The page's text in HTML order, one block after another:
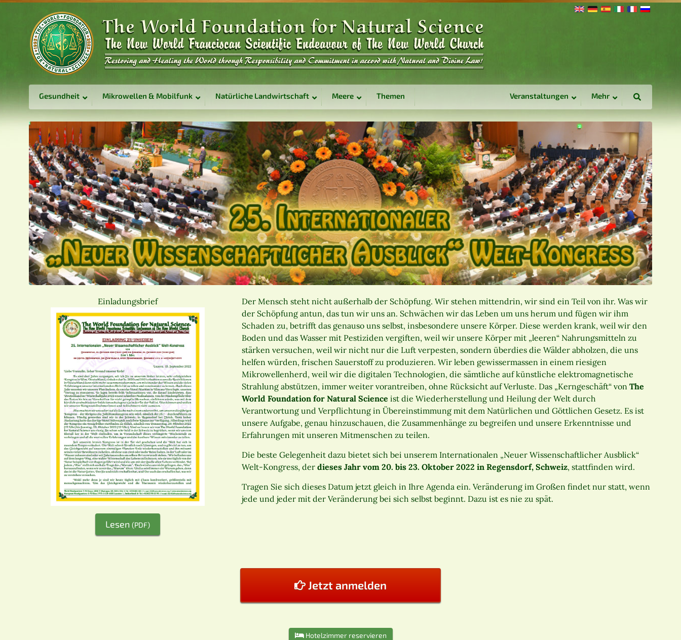
Gesundheit Mikrowellen & Mobilfunk Natürliche Landwirtschaft Meere Themen Veranstaltungen Mehr
Einladungsbrief
Lesen (PDF)
Der Mensch steht nicht außerhalb der Schöpfung. Wir stehen mittendrin, wir sind ein Teil von ihr. Was wir
der Schöpfung antun, das tun wir uns an. Schwächen wir das Leben um uns herum und fügen wir ihm
Schaden zu, betrifft das genauso uns selbst, insbesondere unsere Körper. Diese werden krank, weil wir den
Boden und das Wasser mit Pestiziden vergiften, weil wir unsere Körper mit „leeren“ Nahrungsmitteln zu
stärken versuchen, weil wir nicht nur die Luft verpesten, sondern überdies die Wälder abholzen, die uns
helfen würden, frischen Sauerstoff zu produzieren. Wir leben gewissermassen in einem riesigen
Mikrowellenherd, weil wir die digitalen Technologien, die sämtliche auf künstliche elektromagnetische
Strahlung abstützen, immer weiter vorantreiben, ohne Rücksicht auf Verluste. Das „Kerngeschäft“ von The
World Foundation for Natural Science ist die Wiederherstellung und Heilung der Welt durch
Verantwortung und Verpflichtung in Übereinstimmung mit dem Natürlichen und Göttlichen Gesetz. Es ist
unsere Aufgabe, genau hinzuschauen, die Zusammenhänge zu begreifen und unsere Erkenntnisse und
Erfahrungen mit unseren Mitmenschen zu teilen.
Die beste Gelegenheit dazu bietet sich bei unserem Internationalen „Neuer Wissenschaftlicher Ausblick“
Welt-Kongress, der dieses Jahr vom 20. bis 23. Oktober 2022 in Regensdorf, Schweiz, stattfinden wird.
Tragen Sie sich dieses Datum jetzt gleich in Ihre Agenda ein. Veränderung im Großen findet nur statt, wenn
jede und jeder mit der Veränderung bei sich selbst beginnt. Dazu ist es nie zu spät.
Jetzt anmelden
Hotelzimmer reservieren